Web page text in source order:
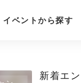
イベントから探す
新着エ